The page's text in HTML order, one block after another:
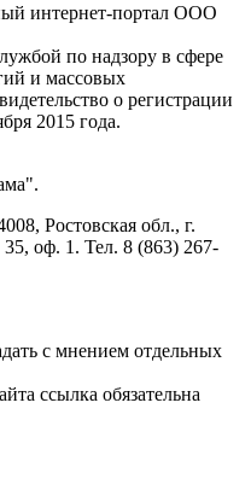
интернет-портал ООО
по надзору в сфере
и массовых
о регистрации
2015 года.
Ростовская обл., г.
оф. 1. Тел. 8 (863) 267-
с мнением отдельных
ссылка обязательна